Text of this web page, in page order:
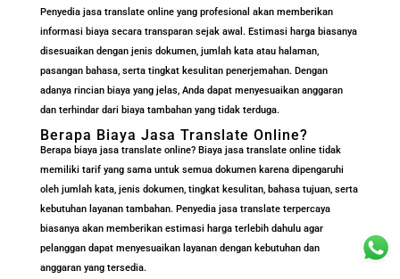
Penyedia jasa translate online yang profesional akan memberikan
informasi biaya secara transparan sejak awal. Estimasi harga biasanya
disesuaikan dengan jenis dokumen, jumlah kata atau halaman,
pasangan bahasa, serta tingkat kesulitan penerjemahan. Dengan
adanya rincian biaya yang jelas, Anda dapat menyesuaikan anggaran
dan terhindar dari biaya tambahan yang tidak terduga.
Berapa Biaya Jasa Translate Online?
Berapa biaya jasa translate online? Biaya jasa translate online tidak
memiliki tarif yang sama untuk semua dokumen karena dipengaruhi
oleh jumlah kata, jenis dokumen, tingkat kesulitan, bahasa tujuan, serta
kebutuhan layanan tambahan. Penyedia jasa translate terpercaya
biasanya akan memberikan estimasi harga terlebih dahulu agar
pelanggan dapat menyesuaikan layanan dengan kebutuhan dan
anggaran yang tersedia.